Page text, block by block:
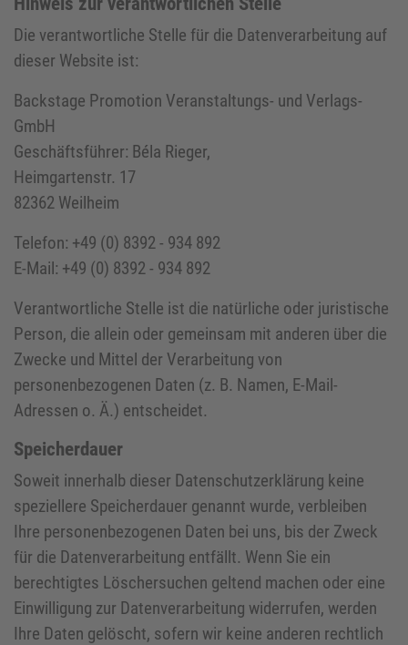
Die verantwortliche Stelle für die Datenverarbeitung auf
dieser Website ist:
Backstage Promotion Veranstaltungs- und Verlags-
GmbH
Geschäftsführer: Béla Rieger,
Heimgartenstr. 17
82362 Weilheim
Telefon: +49 (0) 8392 - 934 892
E-Mail: +49 (0) 8392 - 934 892
Verantwortliche Stelle ist die natürliche oder juristische
Person, die allein oder gemeinsam mit anderen über die
Zwecke und Mittel der Verarbeitung von
personenbezogenen Daten (z. B. Namen, E-Mail-
Adressen o. Ä.) entscheidet.
Speicherdauer
Soweit innerhalb dieser Datenschutzerklärung keine
speziellere Speicherdauer genannt wurde, verbleiben
Ihre personenbezogenen Daten bei uns, bis der Zweck
für die Datenverarbeitung entfällt. Wenn Sie ein
berechtigtes Löschersuchen geltend machen oder eine
Einwilligung zur Datenverarbeitung widerrufen, werden
Ihre Daten gelöscht, sofern wir keine anderen rechtlich